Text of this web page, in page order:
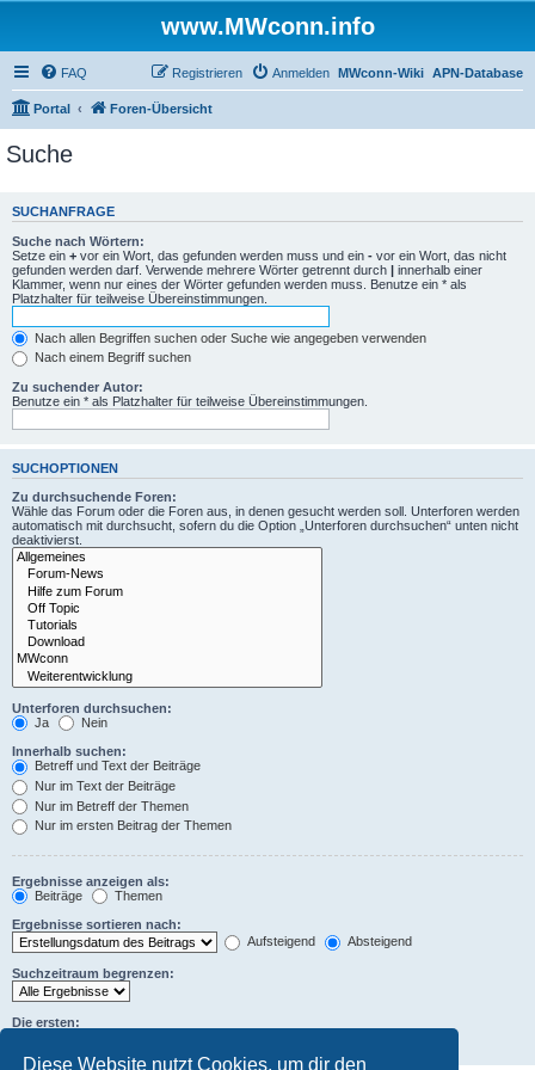
Diese Website nutzt Cookies, um dir den
www.MWconn.info
FAQ APN-Database
MWconn-Wiki
Anmelden
Registrieren
Portal Foren-Übersicht
Suche
SUCHANFRAGE
Suche nach Wörtern:
Setze ein + vor ein Wort, das gefunden werden muss und ein - vor ein Wort, das nicht
gefunden werden darf. Verwende mehrere Wörter getrennt durch | innerhalb einer
Klammer, wenn nur eines der Wörter gefunden werden muss. Benutze ein * als
Platzhalter für teilweise Übereinstimmungen.
Nach allen Begriffen suchen oder Suche wie angegeben verwenden
Nach einem Begriff suchen
Zu suchender Autor:
Benutze ein * als Platzhalter für teilweise Übereinstimmungen.
SUCHOPTIONEN
Zu durchsuchende Foren:
Wähle das Forum oder die Foren aus, in denen gesucht werden soll. Unterforen werden
automatisch mit durchsucht, sofern du die Option „Unterforen durchsuchen“ unten nicht
deaktivierst.
Unterforen durchsuchen:
Ja
Nein
Innerhalb suchen:
Betreff und Text der Beiträge
Nur im Text der Beiträge
Nur im Betreff der Themen
Nur im ersten Beitrag der Themen
Ergebnisse anzeigen als:
Beiträge
Themen
Ergebnisse sortieren nach:
Aufsteigend
Absteigend
Suchzeitraum begrenzen:
Die ersten: